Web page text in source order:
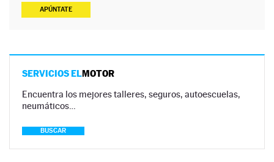
APÚNTATE
SERVICIOS ELMOTOR
Encuentra los mejores talleres, seguros, autoescuelas,
neumáticos…
BUSCAR